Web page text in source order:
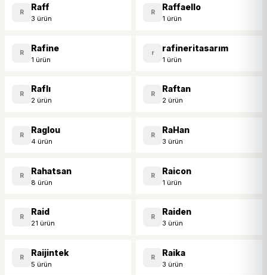
R Raff
3 ürün
R Raffaello
1 ürün
R Rafine
1 ürün
r rafineritasarım
1 ürün
R Raflı
2 ürün
R Raftan
2 ürün
R Raglou
4 ürün
R RaHan
3 ürün
R Rahatsan
8 ürün
R Raicon
1 ürün
R Raid
21 ürün
R Raiden
3 ürün
R Raijintek
5 ürün
R Raika
3 ürün